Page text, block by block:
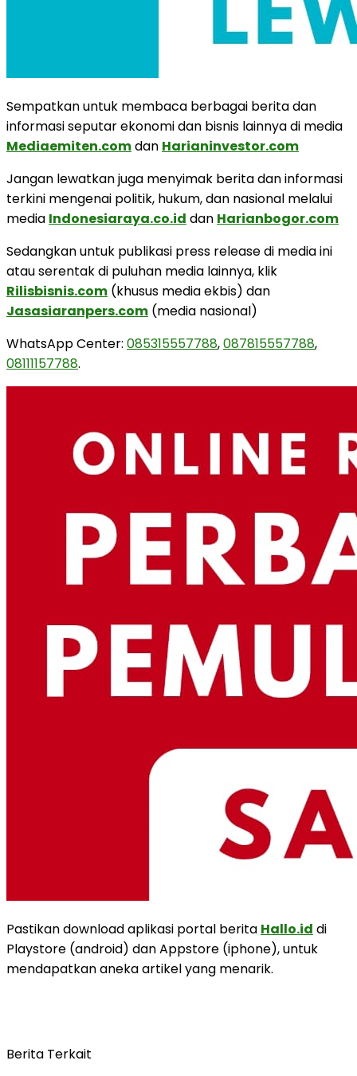
Sempatkan untuk membaca berbagai berita dan
informasi seputar ekonomi dan bisnis lainnya di media
Mediaemiten.comdan Harianinvestor.com
Jangan lewatkan juga menyimak berita dan informasi
terkini mengenai politik, hukum, dan nasional melalui
media Indonesiaraya.co.id dan Harianbogor.com
Sedangkan untuk publikasi press release di media ini
atau serentak di puluhan media lainnya, klik
Rilisbisnis.com (khusus media ekbis) dan
Jasasiaranpers.com (media nasional)
WhatsApp Center: 085315557788,087815557788,
08111157788.
Pastikan download aplikasi portal berita Hallo.id di
Playstore (android) dan Appstore (iphone), untuk
mendapatkan aneka artikel yang menarik.
Berita Terkait